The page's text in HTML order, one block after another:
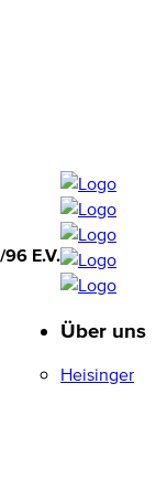
96 E.V.
E.V.
Über uns
Heisinger